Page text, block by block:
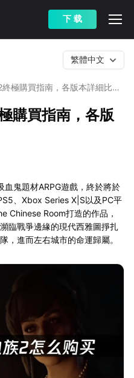
下 载
極購買指南，各版本詳細比較
繁體中文
購買指南，各版
鬼題材ARPG遊戲，終於將於
、Xbox Series X|S以及PC平
Chinese Room打造的作品，
臨戰爭邊緣的現代西雅圖掙扎
，進而左右城市的命運歸屬。